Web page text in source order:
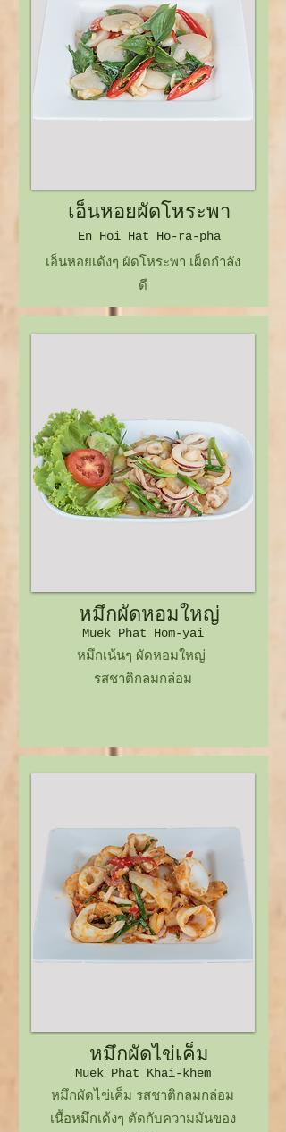
เอ็นหอยเด้งๆ ผัดโหระพา เผ็ดกำลัง
ดี
เอ็นหอยผัดโหระพา
En Hoi Hat Ho-ra-pha
หมึกเน้นๆ ผัดหอมใหญ่
รสชาติกลมกล่อม
หมึกผัดหอมใหญ่
Muek Phat Hom-yai
หมึกผัดไข่เค็ม รสชาติกลมกล่อม
เนื้อหมึกเด้งๆ ตัดกับความมันของ
หมึกผัดไข่เค็ม
Muek Phat Khai-khem